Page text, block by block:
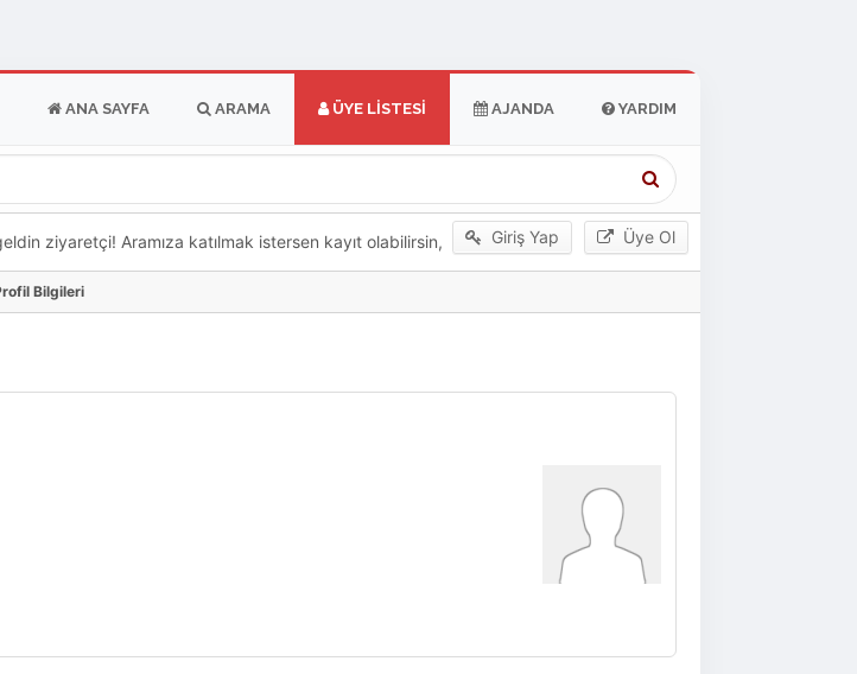
ANA SAYFA ARAMA ÜYE LISTESI AJANDA YARDIM
Giriş Yap Üye Ol
ziyaretçi! Aramıza katılmak istersen kayıt olabilirsin,
Bilgileri